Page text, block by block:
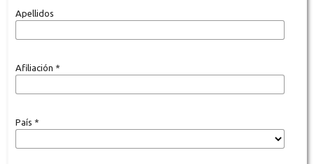
Apellidos
Afiliación *
País *